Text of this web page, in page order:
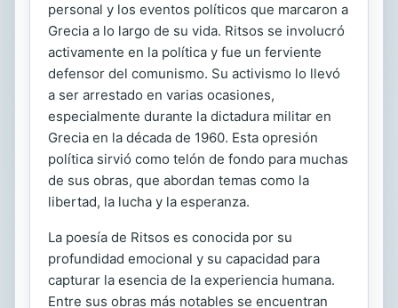
personal y los eventos políticos que marcaron a
Grecia a lo largo de su vida. Ritsos se involucró
activamente en la política y fue un ferviente
defensor del comunismo. Su activismo lo llevó
a ser arrestado en varias ocasiones,
especialmente durante la dictadura militar en
Grecia en la década de 1960. Esta opresión
política sirvió como telón de fondo para muchas
de sus obras, que abordan temas como la
libertad, la lucha y la esperanza.
La poesía de Ritsos es conocida por su
profundidad emocional y su capacidad para
capturar la esencia de la experiencia humana.
Entre sus obras más notables se encuentran